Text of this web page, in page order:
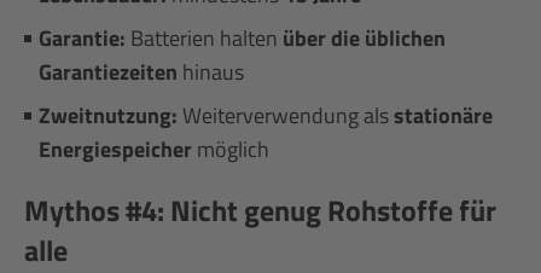
Garantie: Batterien halten über die üblichen
Garantiezeiten hinaus
Zweitnutzung: Weiterverwendung alsstationäre
Energiespeichermöglich
Mythos #4: Nicht genug Rohstoffe für
alle